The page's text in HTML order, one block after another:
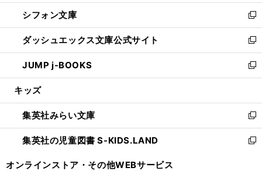
開
く
ウ
で
開
く
ウ
ィ
ン
ド
ウ
で
開
し
い
ウ
ィ
ン
ド
ウ
開
く
シフォン文庫
新
し
い
ウ
ィ
ン
ウ
で
開
く
ダッシュエックス文庫公式サイト
新
し
い
ウ
ン
ド
ウ
で
JUMP j-BOOKS
新
し
ウ
ィ
ン
ド
キッズ
集英社みらい文庫
新
し
い
集英社の児童図書 S-KIDS.LAND
新
オンラインストア・ その他WEBサービス